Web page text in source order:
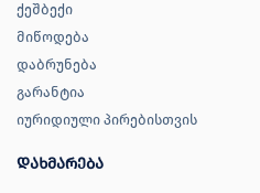
ქეშბექი
მიწოდება
დაბრუნება
გარანტია
იურიდიული პირებისთვის
დახმარება